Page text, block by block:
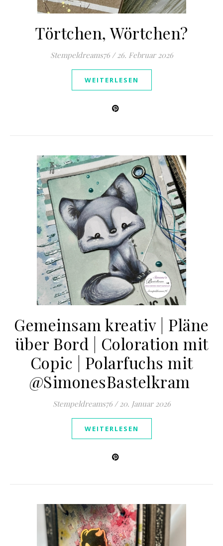
Törtchen, Wörtchen?
Stempeldreams76 / 26. Februar 2026
WEITERLESEN
Gemeinsam kreativ | Pläne
über Bord | Coloration mit
Copic | Polarfuchs mit
@SimonesBastelkram ​
Stempeldreams76 / 20. Januar 2026
WEITERLESEN